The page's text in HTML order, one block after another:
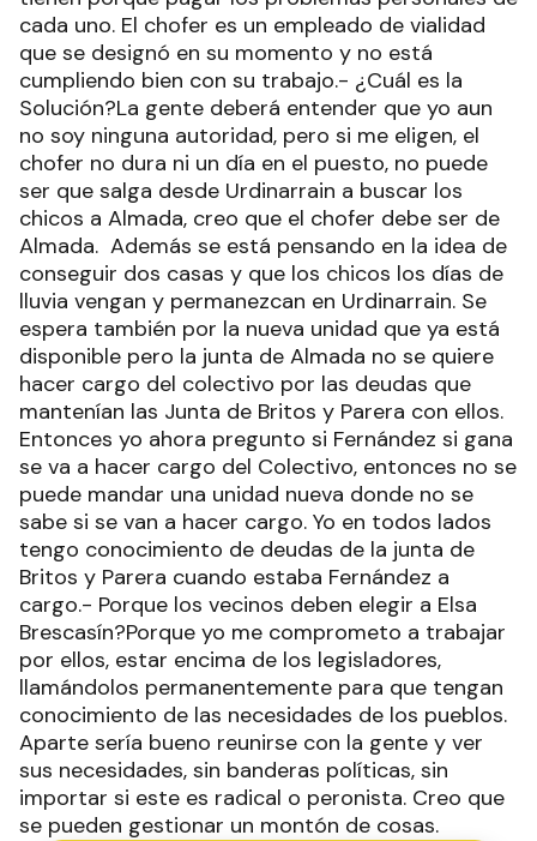
cada uno. El chofer es un empleado de vialidad
que se designó en su momento y no está
cumpliendo bien con su trabajo.- ¿Cuál es la
Solución?La gente deberá entender que yo aun
no soy ninguna autoridad, pero si me eligen, el
chofer no dura ni un día en el puesto, no puede
ser que salga desde Urdinarrain a buscar los
chicos a Almada, creo que el chofer debe ser de
Almada. Además se está pensando en la idea de
conseguir dos casas y que los chicos los días de
lluvia vengan y permanezcan en Urdinarrain. Se
espera también por la nueva unidad que ya está
disponible pero la junta de Almada no se quiere
hacer cargo del colectivo por las deudas que
mantenían las Junta de Britos y Parera con ellos.
Entonces yo ahora pregunto si Fernández si gana
se va a hacer cargo del Colectivo, entonces no se
puede mandar una unidad nueva donde no se
sabe si se van a hacer cargo. Yo en todos lados
tengo conocimiento de deudas de la junta de
Britos y Parera cuando estaba Fernández a
cargo.- Porque los vecinos deben elegir a Elsa
Brescasín?Porque yo me comprometo a trabajar
por ellos, estar encima de los legisladores,
llamándolos permanentemente para que tengan
conocimiento de las necesidades de los pueblos.
Aparte sería bueno reunirse con la gente y ver
sus necesidades, sin banderas políticas, sin
importar si este es radical o peronista. Creo que
se pueden gestionar un montón de cosas.